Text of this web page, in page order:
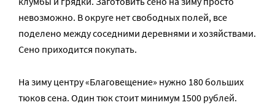
невозможно. В округе нет свободных полей, все
поделено между соседними деревнями и хозяйствами.
Сено приходится покупать.
На зиму центру «Благовещение» нужно 180 больших
тюков сена. Один тюк стоит минимум 1500 рублей.